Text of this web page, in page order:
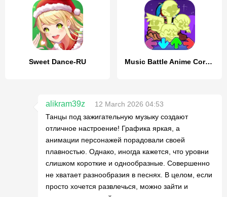
Sweet Dance-RU Music Battle Anime Corruption
alikram39z
12 March 2026 04:53
Танцы под зажигательную музыку создают
отличное настроение! Графика яркая, а
анимации персонажей порадовали своей
плавностью. Однако, иногда кажется, что уровни
слишком короткие и однообразные. Совершенно
не хватает разнообразия в песнях. В целом, если
просто хочется развлечься, можно зайти и